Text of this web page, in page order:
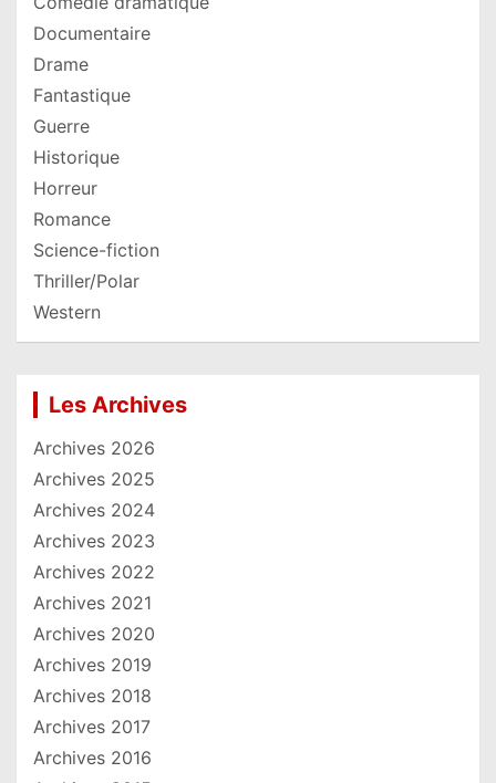
Documentaire
Drame
Fantastique
Guerre
Historique
Horreur
Romance
Science-fiction
Thriller/Polar
Western
Les Archives
Archives 2026
Archives 2025
Archives 2024
Archives 2023
Archives 2022
Archives 2021
Archives 2020
Archives 2019
Archives 2018
Archives 2017
Archives 2016